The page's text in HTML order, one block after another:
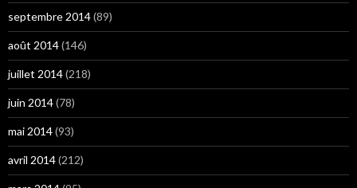
septembre 2014(89)
août 2014(146)
juillet 2014(218)
juin 2014(78)
mai 2014(93)
avril 2014(212)